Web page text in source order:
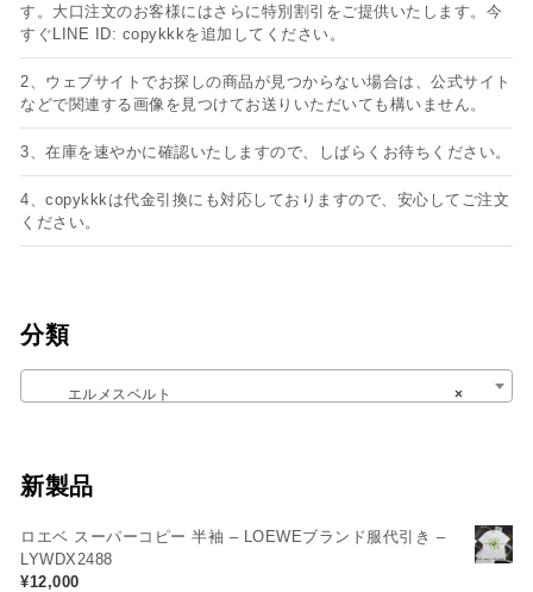
す。大口注文のお客様にはさらに特別割引をご提供いたします。今
すぐLINE ID: copykkkを追加してください。
2、ウェブサイトでお探しの商品が見つからない場合は、公式サイト
などで関連する画像を見つけてお送りいただいても構いません。
3、在庫を速やかに確認いたしますので、しばらくお待ちください。
4、copykkkは代金引換にも対応しておりますので、安心してご注文
ください。
分類
×
エルメスベルト
新製品
ロエベ スーパーコピー 半袖 – LOEWEブランド服代引き –
LYWDX2488
¥12,000